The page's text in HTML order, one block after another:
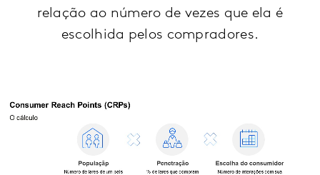
relação ao número de vezes que ela é
escolhida pelos compradores.